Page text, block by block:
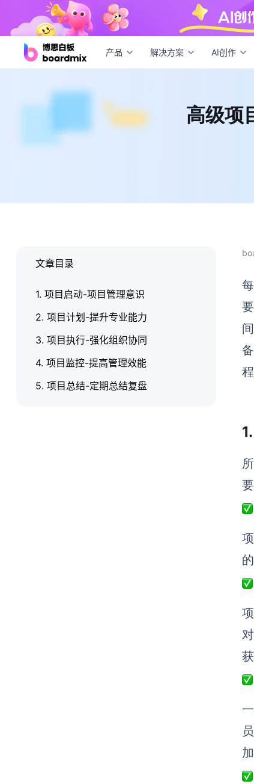
产品 解决方案 AI创作
高
高级项
文章目录
1. 项目启动-项目管理意识
2. 项目计划-提升专业能力
3. 项目执行-强化组织协同
4. 项目监控-提高管理效能
5. 项目总结-定期总结复盘